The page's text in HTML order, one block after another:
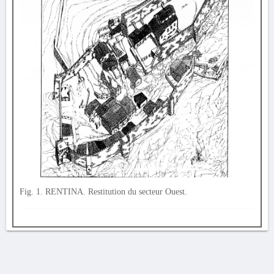
Fig. 1. RENTINA. Restitution du secteur Ouest.